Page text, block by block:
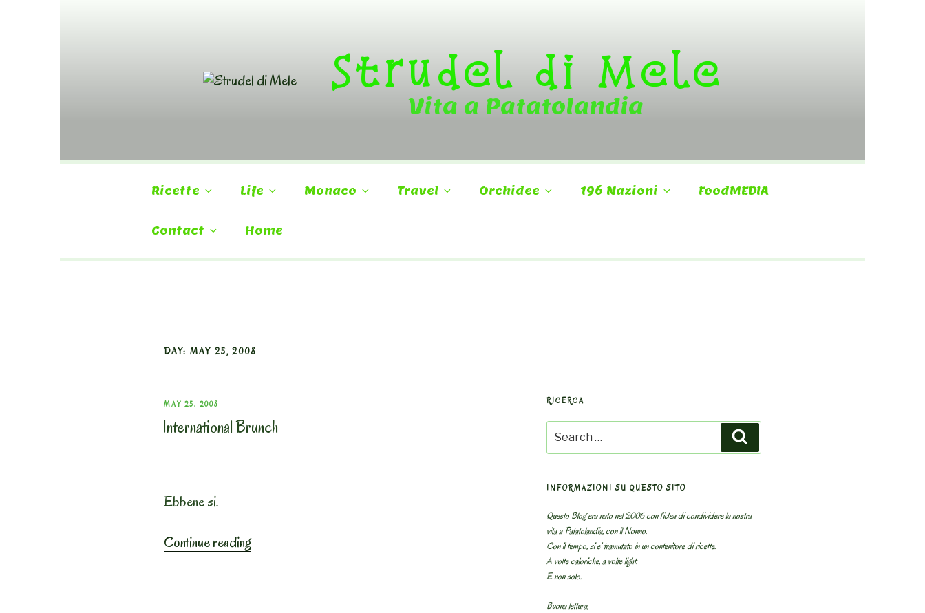
Strudel di Mele
Vita a Patatolandia
Ricette Life Monaco Travel Orchidee 196 Nazioni FoodMEDIA
Contact Home
DAY: MAY 25, 2008
POSTED
ON
MAY 25, 2008
International Brunch
Ebbene si.
Continue reading“International
RICERCA
for:
INFORMAZIONI SU QUESTO SITO
Questo Blog era nato nel 2006 con l’idea di condividere la nostra
vita a Patatolandia, con il Nonno.
Con il tempo, si e’ tramutato in un contenitore di ricette.
A volte caloriche, a volte light.
E non solo.
Buona lettura,